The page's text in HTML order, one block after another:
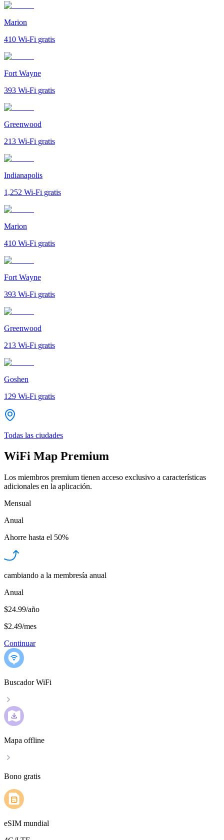
Marion
410 Wi-Fi gratis
Fort Wayne
393 Wi-Fi gratis
Greenwood
213 Wi-Fi gratis
Indianapolis
1,252 Wi-Fi gratis
Marion
410 Wi-Fi gratis
Fort Wayne
393 Wi-Fi gratis
Greenwood
213 Wi-Fi gratis
Goshen
129 Wi-Fi gratis
Todas las ciudades
WiFi Map Premium
Los miembros premium tienen acceso exclusivo a características
adicionales en la aplicación.
Mensual
Anual
Ahorre hasta el 50%
cambiando a la membresía anual
Anual
$24.99/año
$2.49/mes
Continuar
Buscador WiFi
Mapa offline
Bono gratis
eSIM mundial